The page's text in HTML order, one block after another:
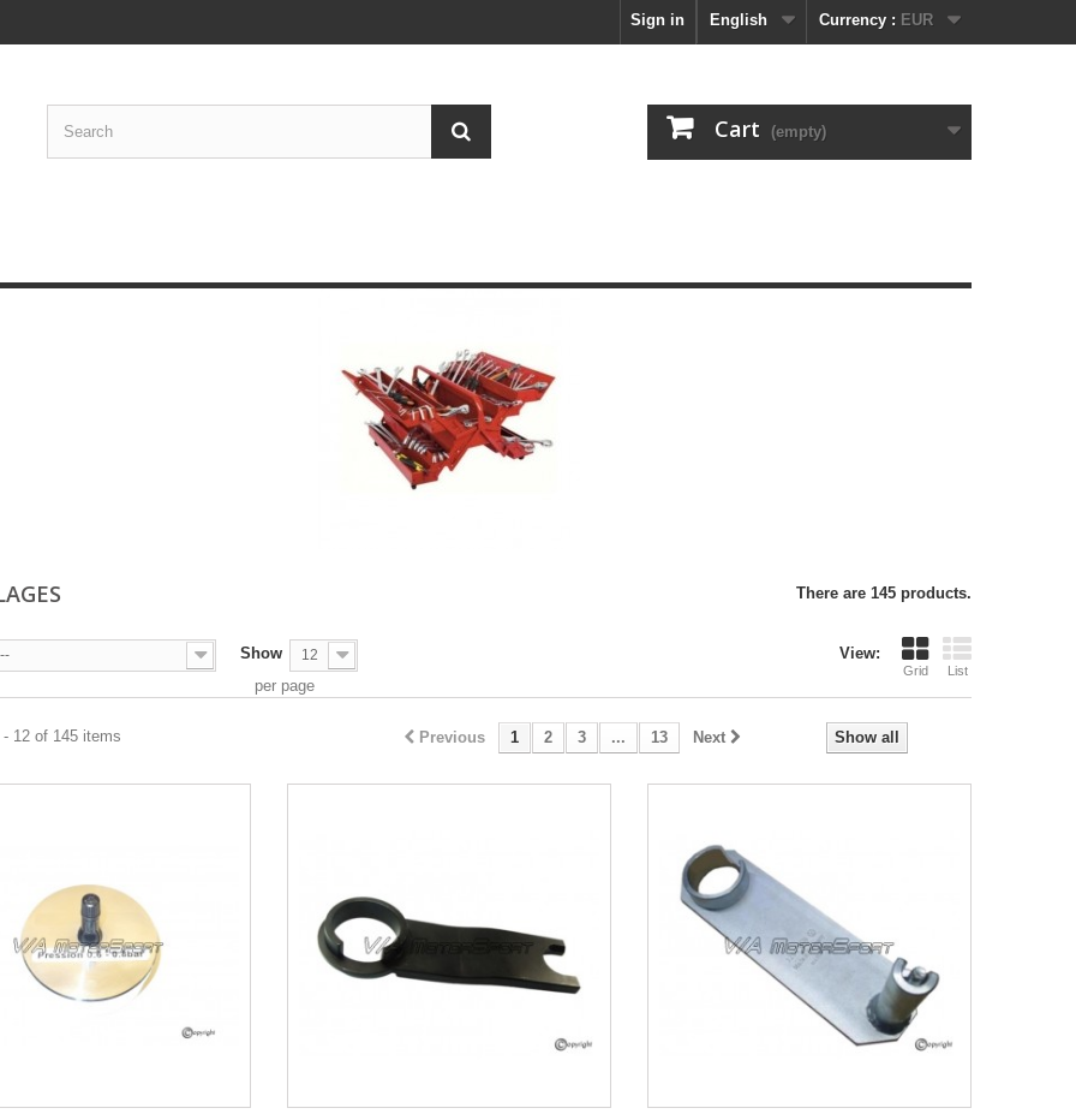
Currency : EUR
English
Sign in
Cart (empty)
There are 145 products.
View:
Grid List
-- Show 12
per page
Show all
Previous 1 2 3 ... 13 Next
12 of 145 items